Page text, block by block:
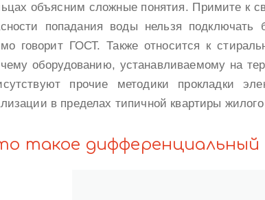
объясним сложные понятия. Примите к
попадания воды нельзя
говорит ГОСТ. Также относится к
оборудованию, устанавливаемому на
прочие методики прокладки
в пределах типичной квартиры
такое